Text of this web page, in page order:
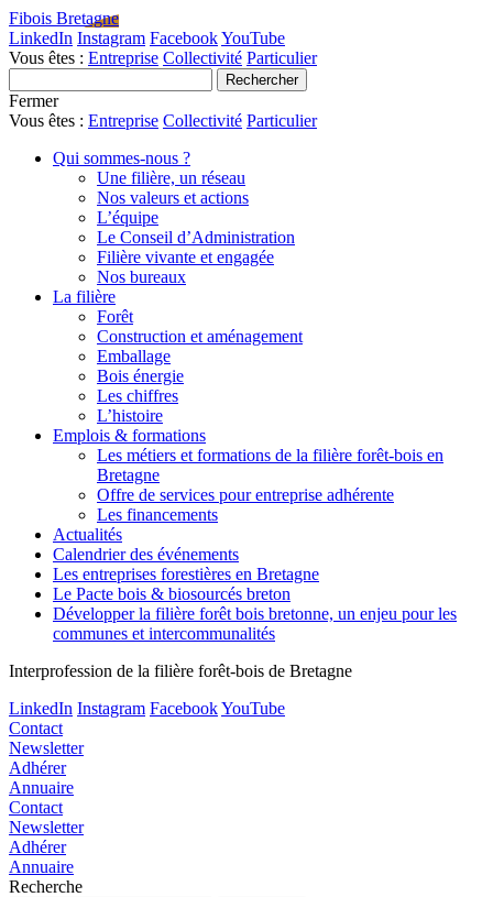
Fibois Bretagne
LinkedIn Instagram FacebookYouTube
Vous êtes : Entreprise Collectivité Particulier
Fermer
Vous êtes : Entreprise Collectivité Particulier
Qui sommes-nous ?
Une filière, un réseau
Nos valeurs et actions
L’équipe
Le Conseil d’Administration
Filière vivante et engagée
Nos bureaux
La filière
Forêt
Construction et aménagement
Emballage
Bois énergie
Les chiffres
L’histoire
Emplois & formations
Les métiers et formations de la filière forêt-bois en
Bretagne
Offre de services pour entreprise adhérente
Les financements
Actualités
Calendrier des événements
Les entreprises forestières en Bretagne
Le Pacte bois & biosourcés breton
Développer la filière forêt bois bretonne, un enjeu pour les
communes et intercommunalités
Interprofession de la filière forêt-bois de Bretagne
LinkedIn Instagram FacebookYouTube
Contact
Newsletter
Adhérer
Annuaire
Contact
Newsletter
Adhérer
Annuaire
Recherche